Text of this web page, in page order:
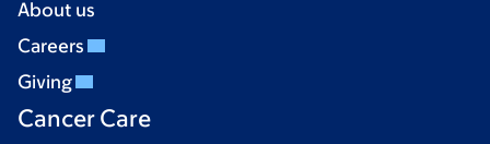
About us
Careers
Giving
Cancer Care